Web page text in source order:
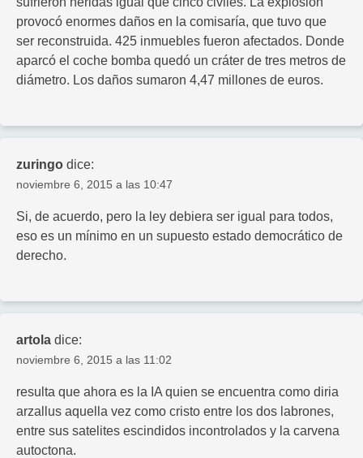
provocó enormes daños en la comisaría, que tuvo que
ser reconstruida. 425 inmuebles fueron afectados. Donde
aparcó el coche bomba quedó un cráter de tres metros de
diámetro. Los daños sumaron 4,47 millones de euros.
zuringo dice:
noviembre 6, 2015 a las 10:47
Si, de acuerdo, pero la ley debiera ser igual para todos,
eso es un mínimo en un supuesto estado democrático de
derecho.
artola dice:
noviembre 6, 2015 a las 11:02
resulta que ahora es la IA quien se encuentra como diria
arzallus aquella vez como cristo entre los dos labrones,
entre sus satelites escindidos incontrolados y la carvena
autoctona.